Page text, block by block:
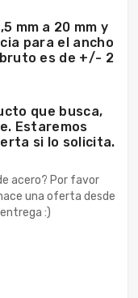
mm a 20 mm y
para el ancho
es de +/- 2
que busca,
Estaremos
si lo solicita.
acero? Por favor
una oferta desde
:)